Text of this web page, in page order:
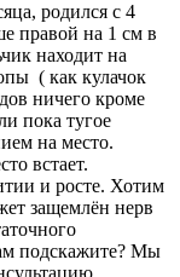
родился с 4
правой на 1 см в
находит на
( как кулачок
ничего кроме
пока тугое
на место.
встает.
и росте. Хотим
защемлён нерв
подскажите? Мы